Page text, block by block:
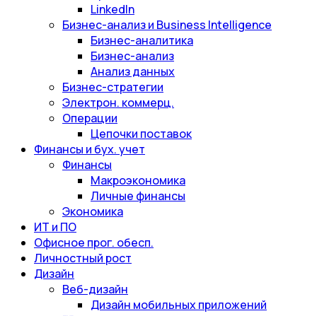
LinkedIn
Бизнес-анализ и Business Intelligence
Бизнес-аналитика
Бизнес-анализ
Анализ данных
Бизнес-стратегии
Электрон. коммерц.
Операции
Цепочки поставок
Финансы и бух. учет
Финансы
Макроэкономика
Личные финансы
Экономика
ИТ и ПО
Офисное прог. обесп.
Личностный рост
Дизайн
Веб-дизайн
Дизайн мобильных приложений